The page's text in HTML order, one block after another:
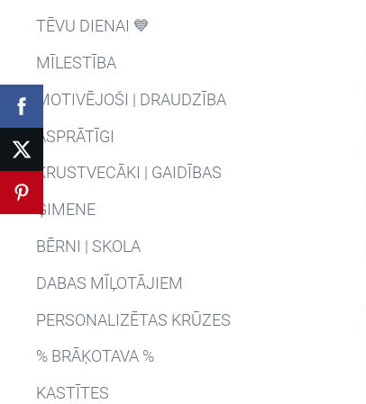
TĒVU DIENAI 💙
MĪLESTĪBA
MOTIVĒJOŠI | DRAUDZĪBA
ASPRĀTĪGI
KRUSTVECĀKI | GAIDĪBAS
ĢIMENE
BĒRNI | SKOLA
DABAS MĪĻOTĀJIEM
PERSONALIZĒTAS KRŪZES
% BRĀĶOTAVA %
KASTĪTES